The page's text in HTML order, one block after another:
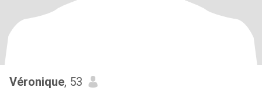
Véronique, 53